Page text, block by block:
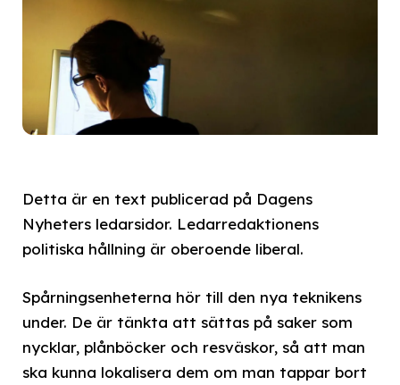
Detta är en text publicerad på Dagens
Nyheters ledarsidor. Ledarredaktionens
politiska hållning är oberoende liberal.
Spårningsenheterna hör till den nya teknikens
under. De är tänkta att sättas på saker som
nycklar, plånböcker och resväskor, så att man
ska kunna lokalisera dem om man tappar bort